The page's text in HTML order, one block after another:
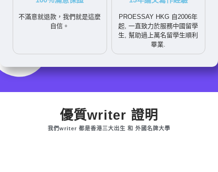
不滿意就退款，我們就是這麼
自信。
PROESSAY HKG 自2006年
起, 一直致力於服務中國留學
生, 幫助過上萬名留學生順利
畢業.
優質writer 證明
我們writer 都是香港三大出生 和 外國名牌大學